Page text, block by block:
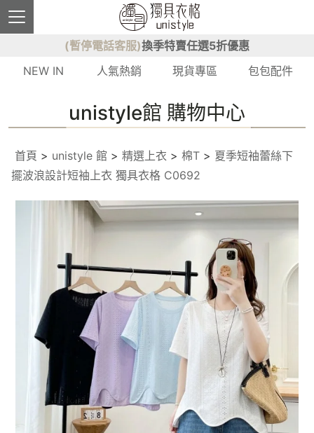
(暫停電話客服)換季特賣任選5折優惠
NEW IN
人氣熱銷 現貨專區 包包配件
unistyle館 購物中心
首頁 > unistyle 館 > 精選上衣 > 棉T > 夏季短袖蕾絲下
擺波浪設計短袖上衣 獨具衣格 C0692